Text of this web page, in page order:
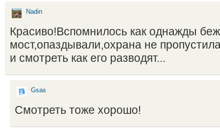
Nadin
Красиво!Вспомнилось как однажды
мост,опаздывали,охрана не
и смотреть как его разводят...
Gsas
Смотреть тоже хорошо!